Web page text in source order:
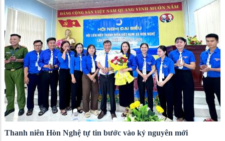
Thanh niên Hòn Nghệ tự tin bước vào kỷ nguyên mới